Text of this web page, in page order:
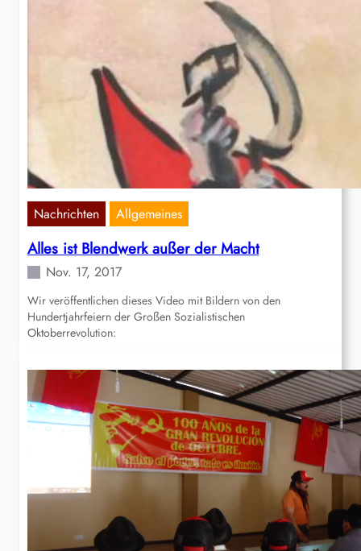
Nachrichten Allgemeines
Alles ist Blendwerk außer der Macht
Nov. 17, 2017
Wir veröffentlichen dieses Video mit Bildern von den
Hundertjahrfeiern der Großen Sozialistischen
Oktoberrevolution: